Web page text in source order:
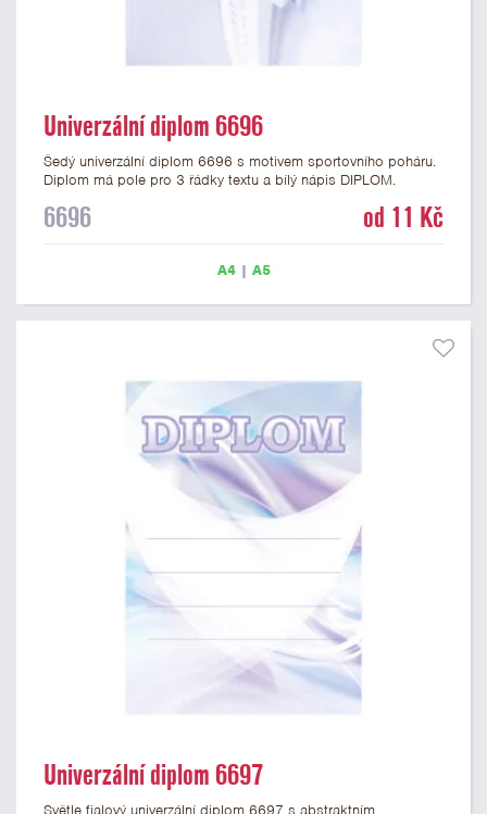
Univerzální diplom 6696
Šedý univerzální diplom 6696 s motivem sportovního poháru.
Diplom má pole pro 3 řádky textu a bílý nápis DIPLOM.
univerzální diplom je vhodný pro většinu soutěží, ke kterým by
6696 od 11 Kč
A4| A5
Univerzální diplom 6697
Světle fialový univerzální diplom 6697 s abstraktním